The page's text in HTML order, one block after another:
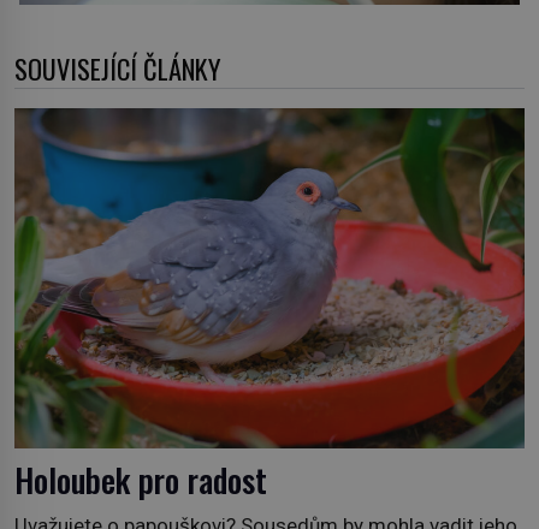
SOUVISEJÍCÍ ČLÁNKY
Holoubek pro radost